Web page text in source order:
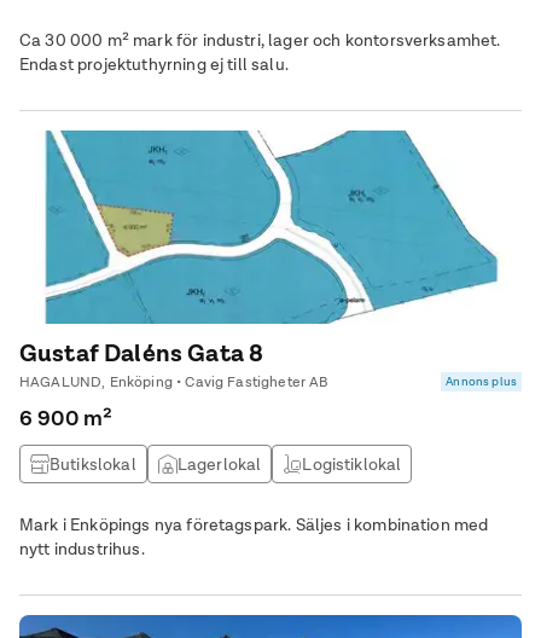
Ca 30 000 m² mark för industri, lager och kontorsverksamhet.
Endast projektuthyrning ej till salu.
Gustaf Daléns Gata 8
HAGALUND, Enköping • Cavig Fastigheter AB Annons plus
6 900 m²
Butikslokal Lagerlokal Logistiklokal
Mark i Enköpings nya företagspark. Säljes i kombination med
nytt industrihus.